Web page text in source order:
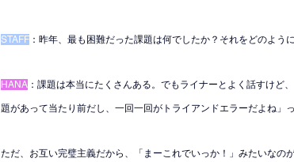
STAFF ：昨年、最も困難だった課題は何でしたか？それをどのよう
HANA ：課題は本当にたくさんある。でもライナーとよく話すけ
題があって当たり前だし、一回一回がトライアンドエラーだよね」
ただ、お互い完璧主義だから、「まーこれでいっか！」みたいなの